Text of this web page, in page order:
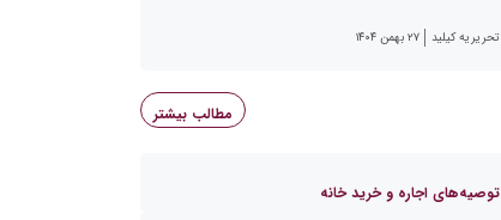
تحریریه کیلید ۲۷ بهمن ۱۴۰۴
مطالب بیشتر
توصیه‌های اجاره و خرید خانه